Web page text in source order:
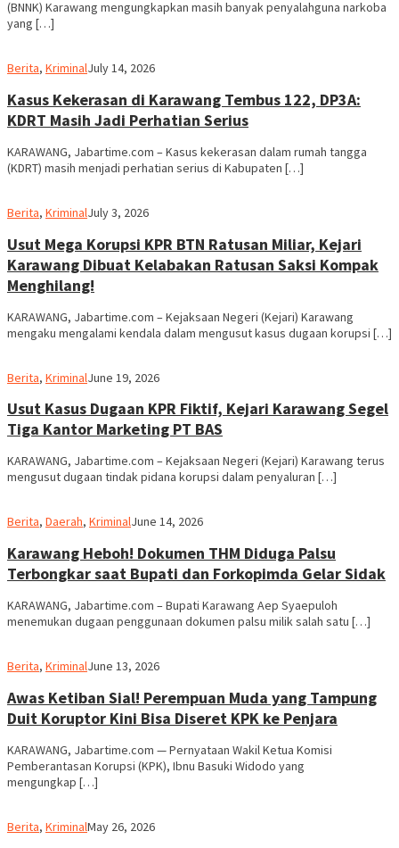
(BNNK) Karawang mengungkapkan masih banyak penyalahguna narkoba
yang […]
Berita, Kriminaladmin
July 14, 2026
Kasus Kekerasan di Karawang Tembus 122, DP3A:
KDRT Masih Jadi Perhatian Serius
KARAWANG, Jabartime.com – Kasus kekerasan dalam rumah tangga
(KDRT) masih menjadi perhatian serius di Kabupaten […]
Berita, Kriminaladmin
July 3, 2026
Usut Mega Korupsi KPR BTN Ratusan Miliar, Kejari
Karawang Dibuat Kelabakan Ratusan Saksi Kompak
Menghilang!
KARAWANG, Jabartime.com – Kejaksaan Negeri (Kejari) Karawang
mengaku mengalami kendala dalam mengusut kasus dugaan korupsi […]
Berita, Kriminal admin
June 19, 2026
Usut Kasus Dugaan KPR Fiktif, Kejari Karawang Segel
Tiga Kantor Marketing PT BAS
KARAWANG, Jabartime.com – Kejaksaan Negeri (Kejari) Karawang terus
mengusut dugaan tindak pidana korupsi dalam penyaluran […]
Berita, Daerah, Kriminaladmin
June 14, 2026
Karawang Heboh! Dokumen THM Diduga Palsu
Terbongkar saat Bupati dan Forkopimda Gelar Sidak
KARAWANG, Jabartime.com – Bupati Karawang Aep Syaepuloh
menemukan dugaan penggunaan dokumen palsu milik salah satu […]
Berita, Kriminaladmin
June 13, 2026
Awas Ketiban Sial! Perempuan Muda yang Tampung
Duit Koruptor Kini Bisa Diseret KPK ke Penjara
KARAWANG, Jabartime.com — Pernyataan Wakil Ketua Komisi
Pemberantasan Korupsi (KPK), Ibnu Basuki Widodo yang
mengungkap […]
Berita, Kriminaladmin
May 26, 2026